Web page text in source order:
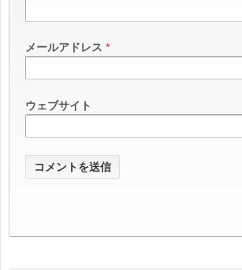
メールアドレス *
ウェブサイト